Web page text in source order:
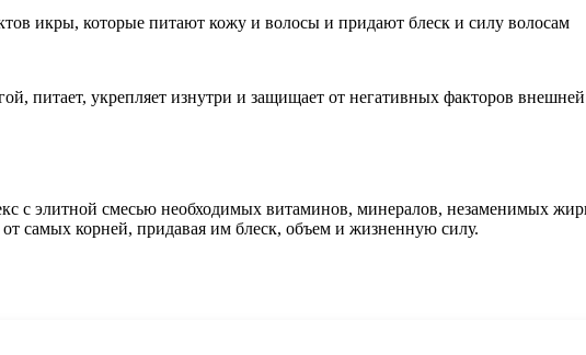
икры, которые питают кожу и волосы и придают блеск и силу волосам
питает, укрепляет изнутри и защищает от негативных факторов
с элитной смесью необходимых витаминов, минералов, незаменимых
самых корней, придавая им блеск, объем и жизненную силу.